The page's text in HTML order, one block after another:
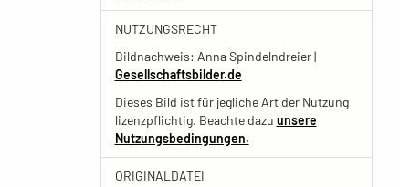
NUTZUNGSRECHT
Bildnachweis: Anna Spindelndreier |
Gesellschaftsbilder.de
Dieses Bild ist für jegliche Art der Nutzung
lizenzpflichtig. Beachte dazu unsere
Nutzungsbedingungen.
ORIGINALDATEI